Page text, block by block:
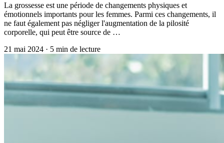
La grossesse est une période de changements physiques et
émotionnels importants pour les femmes. Parmi ces changements, il
ne faut également pas négliger l'augmentation de la pilosité
corporelle, qui peut être source de …
21 mai 2024 · 5 min de lecture